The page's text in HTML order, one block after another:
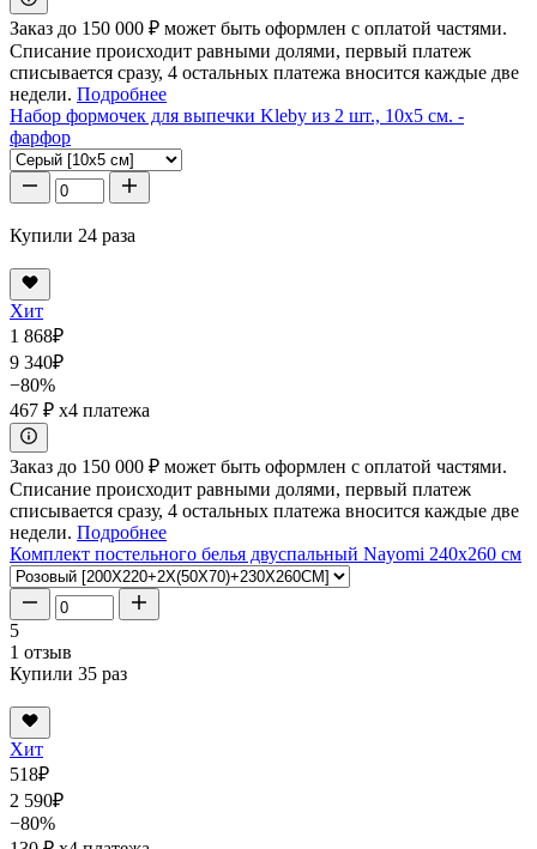
Заказ до 150 000 ₽ может быть оформлен с оплатой частями.
Списание происходит равными долями, первый платеж
списывается сразу, 4 остальных платежа вносится каждые две
недели. Подробнее
Набор формочек для выпечки Kleby из 2 шт., 10x5 см. -
фарфор
Купили 24 раза
Хит
1 868₽
9 340₽
−80%
467 ₽ x4 платежа
Заказ до 150 000 ₽ может быть оформлен с оплатой частями.
Списание происходит равными долями, первый платеж
списывается сразу, 4 остальных платежа вносится каждые две
недели. Подробнее
Комплект постельного белья двуспальный Nayomi 240x260 см
5
1 отзыв
Купили 35 раз
Хит
518₽
2 590₽
−80%